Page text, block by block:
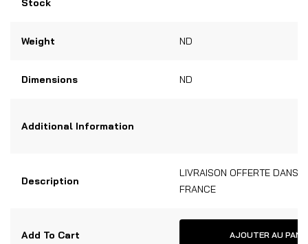
Weight ND
Dimensions ND
Additional Information
Description
LIVRAISON OFFERTE DANS
FRANCE
Add To Cart AJOUTER AU